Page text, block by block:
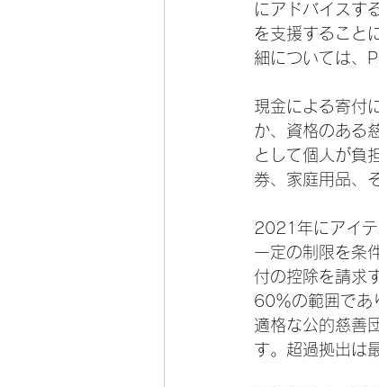
にアドバイスす
を支援すること
細については、
現金による寄付
か、資格のある
として個人が負
券、家庭用品、
2021年にアイ
一定の制限を条
付の控除を請求
60％の範囲であ
適格な公的慈善
す。超過拠出は